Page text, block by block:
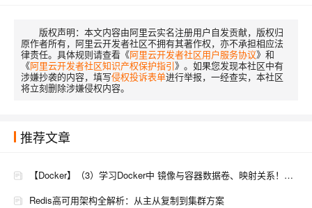
版权声明： 本文内容由阿里云实名注册用户自发贡献，版权归
原作者所有，阿里云开发者社区不拥有其著作权，亦不承担相应法
律责任。具体规则请查看《阿里云开发者社区用户服务协议》和
《阿里云开发者社区知识产权保护指引》。如果您发现本社区中有
涉嫌抄袭的内容，填写侵权投诉表单进行举报，一经查实，本社区
将立刻删除涉嫌侵权内容。
推荐文章
【Docker】（3）学习Docker中 镜像与容器数据卷、映射关系！手把手带你安装 MySql主从同步 和 Redis三主三从集群！并且进行主从切换与扩容操作，还有分析 哈希分区 等知识点！
Redis高可用架构全解析：从主从复制到集群方案